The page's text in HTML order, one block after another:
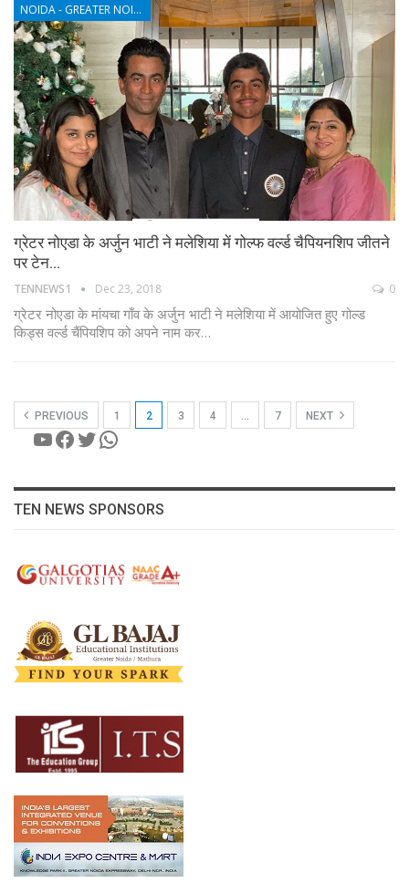
NOIDA - GREATER NOIDA - YAMUNA EXPRESSWAY
ग्रेटर नोएडा के अर्जुन भाटी ने मलेशिया में गोल्फ वर्ल्ड चैपियनशिप जीतने
पर टेन…
TENNEWS1 Dec 23, 2018 0
ग्रेटर नोएडा के मांयचा गाँव के अर्जुन भाटी ने मलेशिया में आयोजित हुए गोल्ड
किड्स वर्ल्ड चैंपियशिप को अपने नाम कर…
PREVIOUS 1 2 3 4 7 NEXT
YouTube
Facebook
Twitter
WhatsApp
TEN NEWS SPONSORS